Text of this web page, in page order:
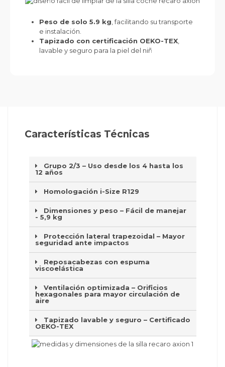
Peso de solo 5.9 kg , facilitando su transporte
e instalación.
Tapizado con certificación OEKO-TEX
lavable y seguro para la piel del niñ
Características Técnicas
Grupo 2/3 – Uso desde los 4 hasta los
12 años
Homologación i-Size R129
Dimensiones y peso – Fácil de manejar
- 5,9 kg
Protección lateral trapezoidal – Mayor
seguridad ante impactos
Reposacabezas con espuma
viscoelástica
Ventilación optimizada – Orificios
hexagonales para mayor circulación de
aire
Tapizado lavable y seguro – Certificado
OEKO-TEX